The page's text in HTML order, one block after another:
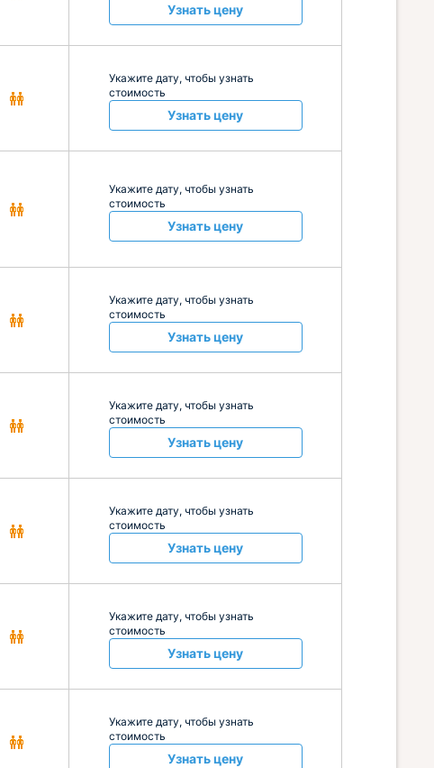
Узнать цену
Укажите дату, чтобы узнать
стоимость
Узнать цену
Укажите дату, чтобы узнать
стоимость
Узнать цену
Укажите дату, чтобы узнать
стоимость
Узнать цену
Укажите дату, чтобы узнать
стоимость
Узнать цену
Укажите дату, чтобы узнать
стоимость
Узнать цену
Укажите дату, чтобы узнать
стоимость
Узнать цену
Укажите дату, чтобы узнать
стоимость
Узнать цену